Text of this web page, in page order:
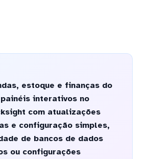
estoque e finanças do
painéis interativos no
com atualizações
e configuração simples,
de bancos de dados
ou configurações